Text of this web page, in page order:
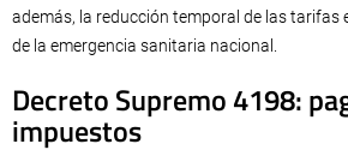
además, la reducción temporal de las tarifas
de la emergencia sanitaria nacional.
Decreto Supremo 4198:
impuestos